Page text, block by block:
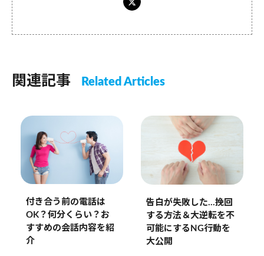
関連記事 Related Articles
付き合う前の電話は
OK？何分くらい？お
すすめの会話内容を紹
介
告白が失敗した…挽回
する方法＆大逆転を不
可能にするNG行動を
大公開